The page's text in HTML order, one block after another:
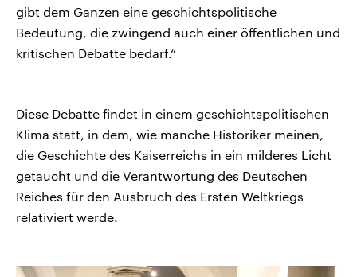
gibt dem Ganzen eine geschichtspolitische
Bedeutung, die zwingend auch einer öffentlichen und
kritischen Debatte bedarf.“
Diese Debatte findet in einem geschichtspolitischen
Klima statt, in dem, wie manche Historiker meinen,
die Geschichte des Kaiserreichs in ein milderes Licht
getaucht und die Verantwortung des Deutschen
Reiches für den Ausbruch des Ersten Weltkriegs
relativiert werde.